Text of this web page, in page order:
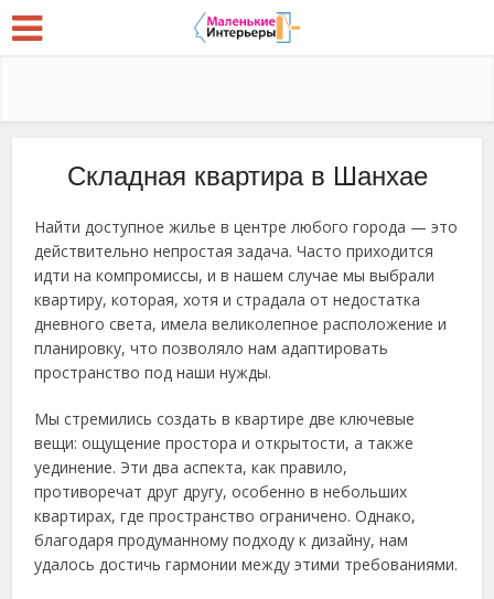
Складная квартира в Шанхае
Найти доступное жилье в центре любого города — это
действительно непростая задача. Часто приходится
идти на компромиссы, и в нашем случае мы выбрали
квартиру, которая, хотя и страдала от недостатка
дневного света, имела великолепное расположение и
планировку, что позволяло нам адаптировать
пространство под наши нужды.
Мы стремились создать в квартире две ключевые
вещи: ощущение простора и открытости, а также
уединение. Эти два аспекта, как правило,
противоречат друг другу, особенно в небольших
квартирах, где пространство ограничено. Однако,
благодаря продуманному подходу к дизайну, нам
удалось достичь гармонии между этими требованиями.